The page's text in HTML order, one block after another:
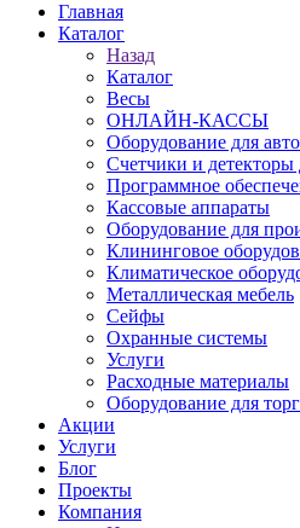
Главная
Каталог
Назад
Каталог
Весы
ОНЛАЙН-КАССЫ
Оборудование для
Счетчики и детекторы
Программное
Кассовые аппараты
Оборудование для
Клининговое
Климатическое
Металлическая мебель
Сейфы
Охранные системы
Услуги
Расходные материалы
Оборудование для
Акции
Услуги
Блог
Проекты
Компания